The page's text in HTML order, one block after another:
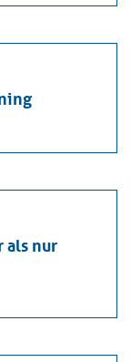
als nur